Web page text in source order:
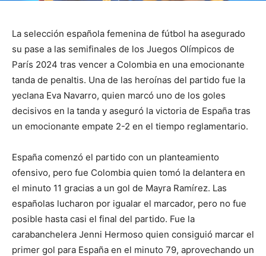
La selección española femenina de fútbol ha asegurado
su pase a las semifinales de los Juegos Olímpicos de
París 2024 tras vencer a Colombia en una emocionante
tanda de penaltis. Una de las heroínas del partido fue la
yeclana Eva Navarro, quien marcó uno de los goles
decisivos en la tanda y aseguró la victoria de España tras
un emocionante empate 2-2 en el tiempo reglamentario.
España comenzó el partido con un planteamiento
ofensivo, pero fue Colombia quien tomó la delantera en
el minuto 11 gracias a un gol de Mayra Ramírez. Las
españolas lucharon por igualar el marcador, pero no fue
posible hasta casi el final del partido. Fue la
carabanchelera Jenni Hermoso quien consiguió marcar el
primer gol para España en el minuto 79, aprovechando un